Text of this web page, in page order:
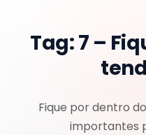
Tag:7 –
Fique por dentro
importantes